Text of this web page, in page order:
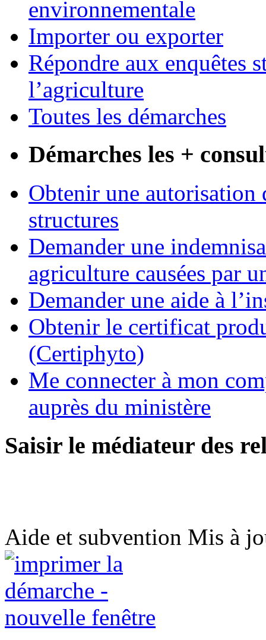
environnementale
Importer ou exporter
Répondre aux enquêtes
l’agriculture
Toutes les démarches
Démarches les +
Obtenir une autorisation
structures
Demander une
agriculture causées par
Demander une aide à
Obtenir le certificat
(Certiphyto)
Me connecter à mon
auprès du ministère
Saisir le médiateur des
Aide et subvention Mis à